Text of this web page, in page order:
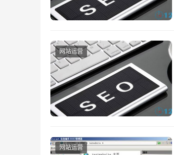
网站运营
网站运营